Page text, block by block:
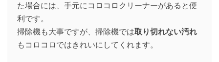
た場合には、手元にコロコロクリーナーがあると便
利です。
掃除機も大事ですが、掃除機では取り切れない汚れ
もコロコロではきれいにしてくれます。